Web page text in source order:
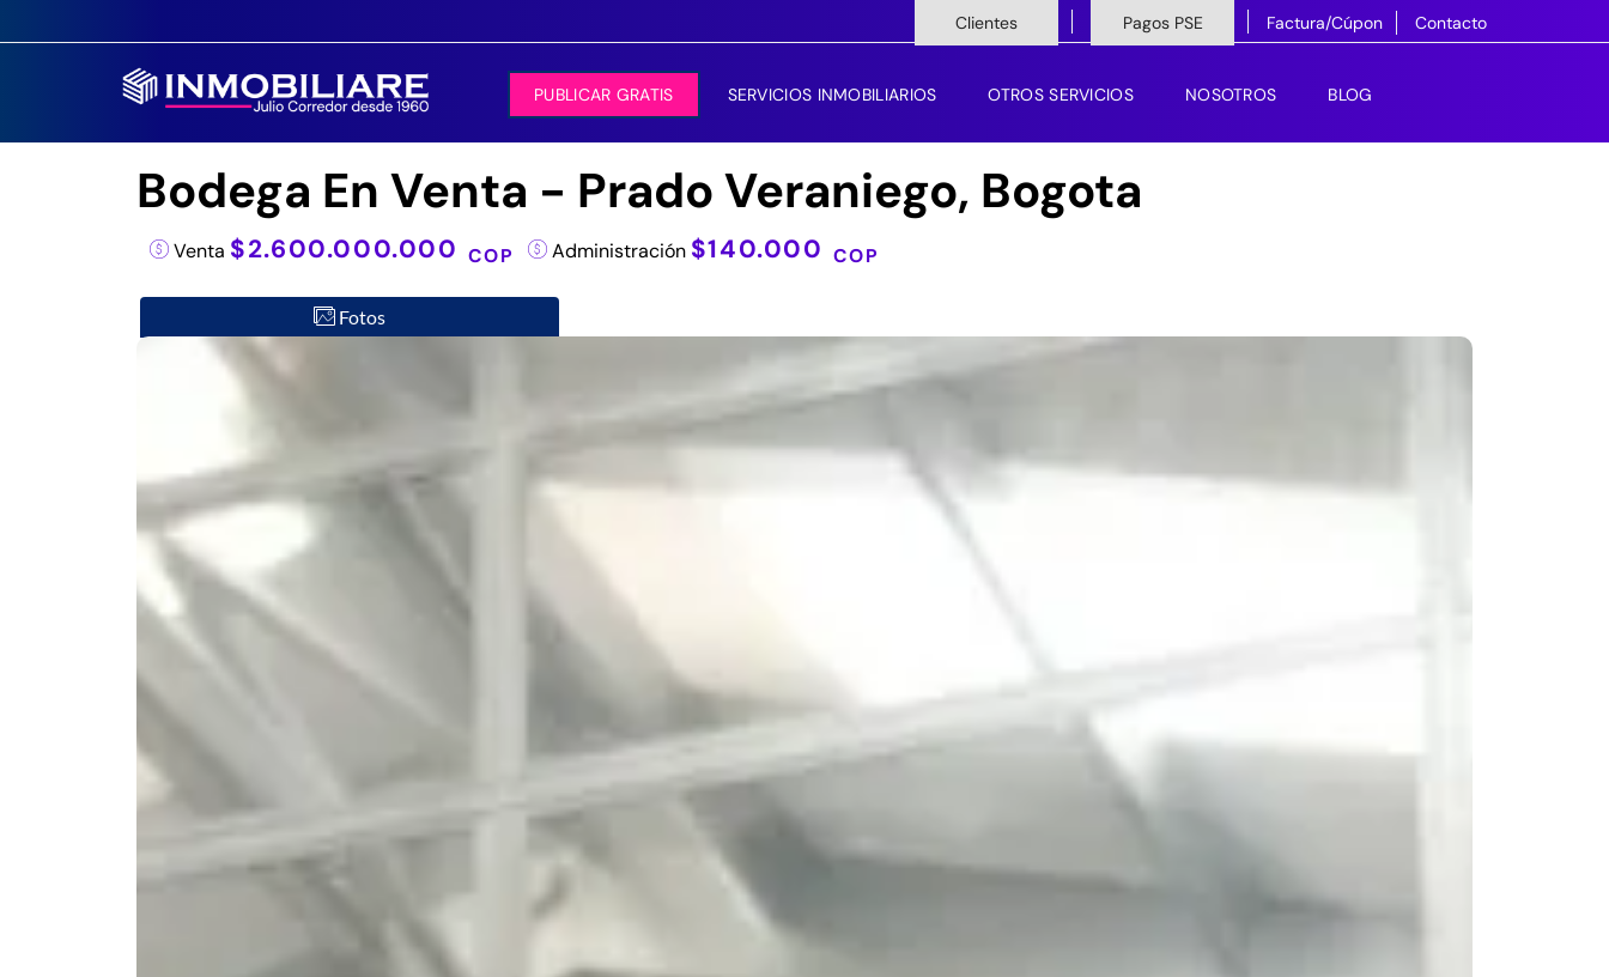
Clientes Pagos PSE Factura/Cúpon Contacto
PUBLICAR GRATIS SERVICIOS INMOBILIARIOS OTROS SERVICIOS NOSOTROS BLOG
Bodega En Venta - Prado Veraniego, Bogota
Venta $2.600.000.000 COP Administración $140.000 COP
Fotos